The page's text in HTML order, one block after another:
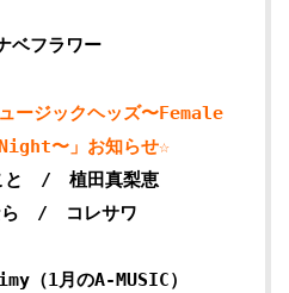
フラワー
ージックヘッズ〜Female
〜」お知らせ☆
こと / 植田真梨恵
ら / コレサワ
（1月のA-MUSIC）